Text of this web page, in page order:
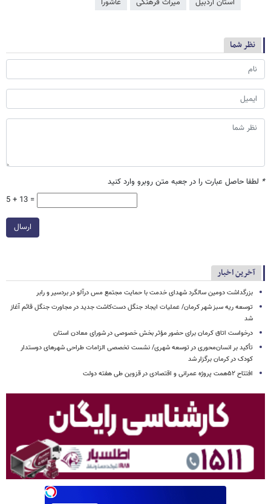
استان اردبیل میراث فرهنگی عاشورا
نظر شما
* لطفا حاصل عبارت را در جعبه متن روبرو وارد کنید
5 + 13 =
ارسال
آخرین اخبار
بزرگداشت دومین سالگرد شهدای خدمت با حمایت مجتمع مس درآلو در بردسیر و رابر
توسعه ریه سبز شهر کرمان/ عملیات ایجاد جنگل دست‌کاشت جدید در مجاورت جنگل قائم آغاز
شد
درخواست اتاق کرمان برای حضور مؤثر بخش خصوصی در شورای معادن استان
تأکید بر انسان‌محوری در توسعه شهری/ نشست تخصصی الزامات طراحی شهرهای دوستدار
کودک در کرمان برگزار شد
افتتاح ۵۲همت پروژه عمرانی و اقتصادی در قزوین طی هفته دولت